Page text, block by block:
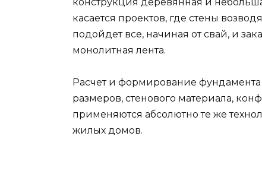
касается проектов, где стены
подойдет все, начиная от свай, и
монолитная лента.
Расчет и формирование фундамента
размеров, стенового материала,
применяются абсолютно те же
жилых домов.